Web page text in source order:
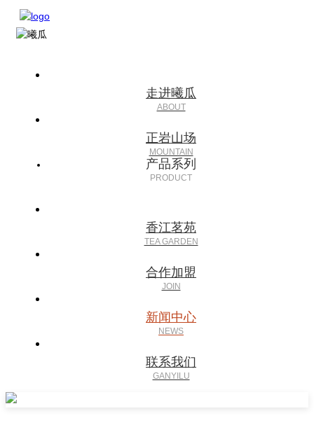
走进曦瓜
正岩山场
产品系列
香江茗苑
合作加盟
新闻中心
联系我们